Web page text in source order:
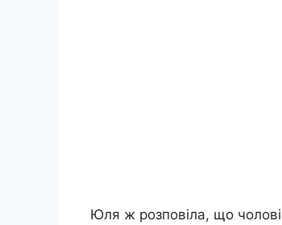
Юля ж розповіла, що